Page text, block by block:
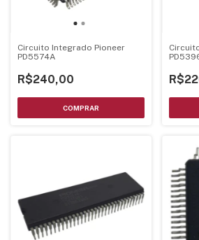
Circuito Integrado Pioneer
PD5574A
R$240,00